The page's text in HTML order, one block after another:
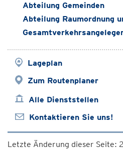
Abteilung Gemeinden
Abteilung Raumordnung
Lageplan
Zum Routenplaner
Alle Dienststellen
Kontaktieren Sie uns!
Letzte Änderung dieser Seite: